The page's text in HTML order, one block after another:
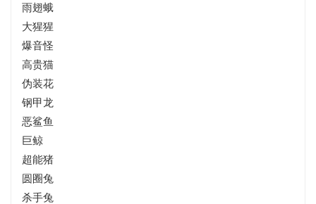
雨翅蛾
大猩猩
爆音怪
高贵猫
伪装花
钢甲龙
恶鲨鱼
巨鲸
超能猪
圆圈兔
杀手兔